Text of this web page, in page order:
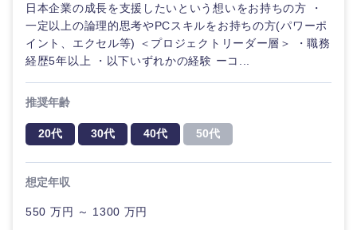
日本企業の成長を支援したいという想いをお持ちの方 ・
一定以上の論理的思考やPCスキルをお持ちの方(パワーポ
イント、エクセル等) ＜プロジェクトリーダー層＞ ・職務
経歴5年以上 ・以下いずれかの経験 ーコ...
推奨年齢
20代 30代 40代 50代
想定年収
550 万円 ～ 1300 万円